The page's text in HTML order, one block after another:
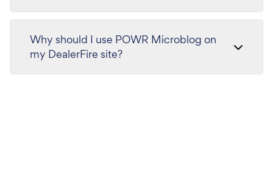
Why should I use POWR Microblog on
my DealerFire site?